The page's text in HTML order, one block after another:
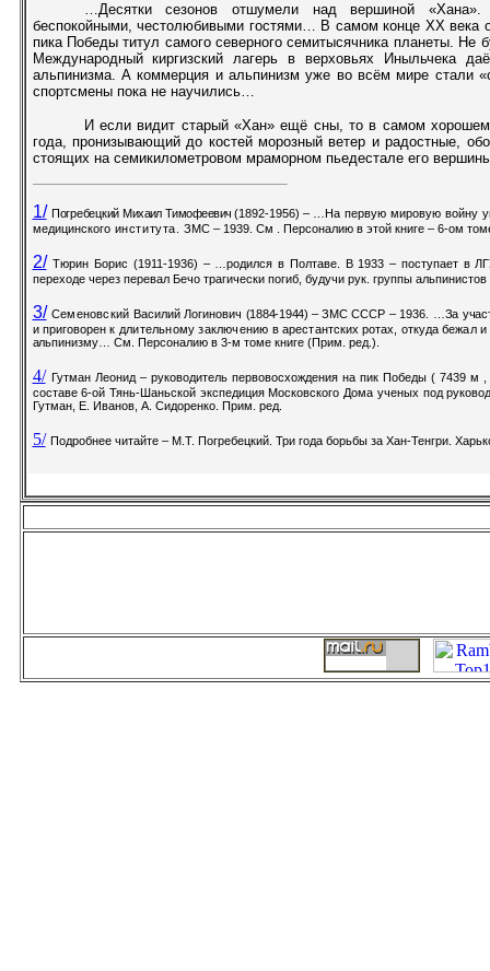
…Десятки сезонов отшумели над вершиной
беспокойными, честолюбивыми гостями… В самом конце ХХ века
пика Победы титул самого северного семитысячника планеты. Не
Международный киргизский лагерь в верховьях Иныльчека
альпинизма. А коммерция и альпинизм уже во всём мире стали
спортсмены пока не научились…
И если видит старый «Хан» ещё сны, то в самом хорошем
года, пронизывающий до костей морозный ветер и радостные,
стоящих на семикилометровом мраморном пьедестале его
1/ Погребецкий Михаил Тимофеевич(1892-1956) – … На первую мировую войну
медицинского института. ЗМС – 1939. См . Персоналию в этой книге – 6-ом
2/ Тюрин Борис (1911-1936) – …родился в Полтаве. В 1933 – поступает в
переходе через перевал Бечо трагически погиб, будучи рук. группы
3/ Семеновский Василий Логинович (1884-1944) – ЗМС СССР – 1936. … За уча­
и пригово­рен к длительному заключению варестантских ротах, откуда бежал и
альпинизму… См. Персоналию в 3-м томе книге (Прим. ред.).
4/ Гутман Леонид – руководитель первовосхождения на пик Победы (7439 м
составе 6-ой Тянь-Шаньской экспедиция Московского Дома ученых под
Гутман, Е. Иванов, А. Сидоренко. Прим. ред.
5/ Подробнее читайте – М.Т. Погребецкий. Три года борьбы за Хан-Тенгри.